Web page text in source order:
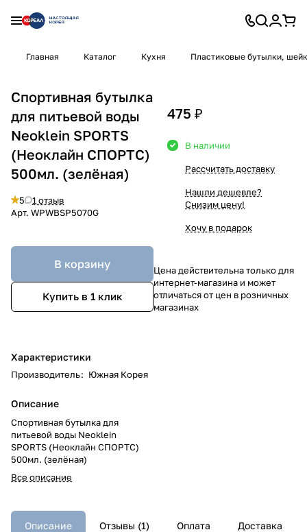
Главная Каталог Кухня Пластиковые бутылки,
Спортивная бутылка
для питьевой воды
Neoklein SPORTS
(Неоклайн СПОРТС)
500мл. (зелёная)
5
1 отзыв
Арт. WPWBSP5070G
В корзину
Купить в 1 клик
Характеристики
Производитель: Южная Корея
Описание
Спортивная бутылка для
питьевой воды Neoklein
SPORTS (Неоклайн СПОРТС)
500мл. (зелёная)
Все описание
475 ₽
В наличии
Рассчитать доставку
Нашли дешевле?
Снизим цену!
Хочу в подарок
Цена действительна только для
интернет-магазина и может
отличаться от цен в розничных
магазинах
Описание Отзывы (1) Оплата Доставка